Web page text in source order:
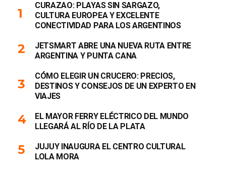
CURAZAO: PLAYAS SIN SARGAZO,
CULTURA EUROPEA Y EXCELENTE
CONECTIVIDAD PARA LOS ARGENTINOS
JETSMART ABRE UNA NUEVA RUTA ENTRE
ARGENTINA Y PUNTA CANA
CÓMO ELEGIR UN CRUCERO: PRECIOS,
DESTINOS Y CONSEJOS DE UN EXPERTO EN
VIAJES
EL MAYOR FERRY ELÉCTRICO DEL MUNDO
LLEGARÁ AL RÍO DE LA PLATA
JUJUY INAUGURA EL CENTRO CULTURAL
LOLA MORA